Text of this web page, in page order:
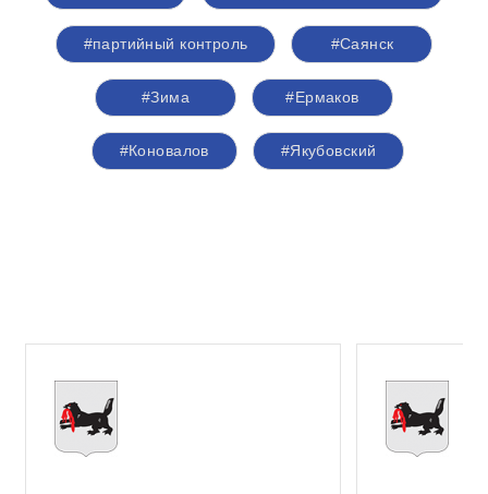
#партийный контроль #Саянск
#Зима #Ермаков
#Коновалов #Якубовский